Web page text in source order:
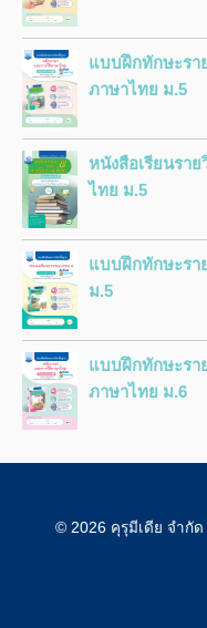
แบบฝึกทักษะรา
ภาษาไทย ม.5
หนังสือเรียนรา
ไทย ม.5
แบบฝึกทักษะรา
ม.5
แบบฝึกทักษะรา
ภาษาไทย ม.6
© 2026 คุรุมีเดีย จำกั